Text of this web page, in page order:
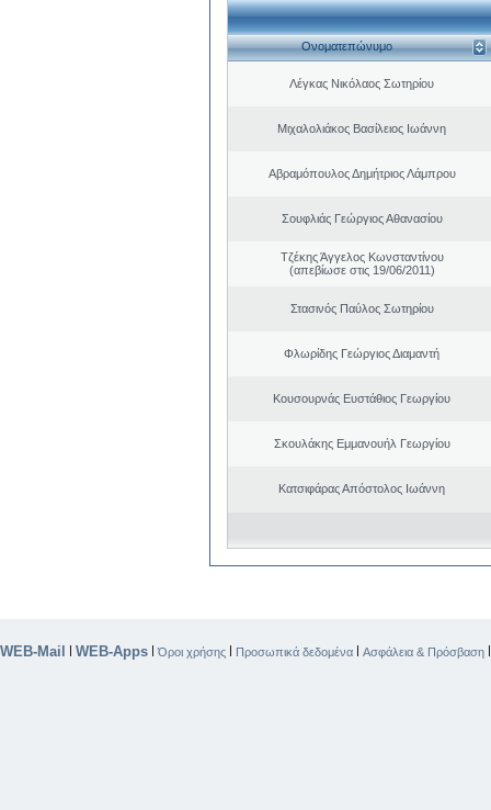
Ονοματεπώνυμο
Λέγκας Νικόλαος Σωτηρίου
Μιχαλολιάκος Βασίλειος Ιωάννη
Αβραμόπουλος Δημήτριος Λάμπρου
Σουφλιάς Γεώργιος Αθανασίου
Τζέκης Άγγελος Κωνσταντίνου
(απεβίωσε στις 19/06/2011)
Στασινός Παύλος Σωτηρίου
Φλωρίδης Γεώργιος Διαμαντή
Κουσουρνάς Ευστάθιος Γεωργίου
Σκουλάκης Εμμανουήλ Γεωργίου
Κατσιφάρας Απόστολος Ιωάννη
WEB-Mail | WEB-Apps |Όροι χρήσης | Προσωπικά δεδομένα | Ασφάλεια & Πρόσβαση